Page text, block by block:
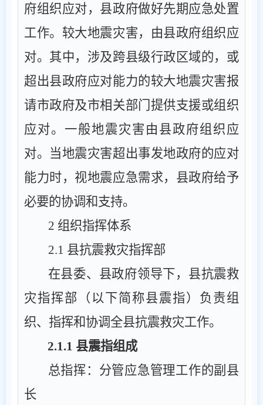
府组织应对，县政府做好先期应急处置
工作。较大地震灾害，由县政府组织应
对。其中，涉及跨县级行政区域的，或
超出县政府应对能力的较大地震灾害报
请市政府及市相关部门提供支援或组织
应对。一般地震灾害由县政府组织应
对。当地震灾害超出事发地政府的应对
能力时，视地震应急需求，县政府给予
必要的协调和支持。
2 组织指挥体系
2.1 县抗震救灾指挥部
在县委、县政府领导下，县抗震救
灾指挥部（以下简称县震指）负责组
织、指挥和协调全县抗震救灾工作。
2.1.1 县震指组成
总指挥：分管应急管理工作的副县
长